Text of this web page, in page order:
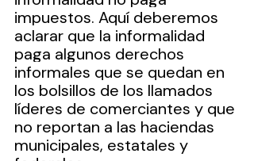
impuestos. Aquí deberemos
aclarar que la informalidad
paga algunos derechos
informales que se quedan en
los bolsillos de los llamados
líderes de comerciantes y que
no reportan a las haciendas
municipales, estatales y